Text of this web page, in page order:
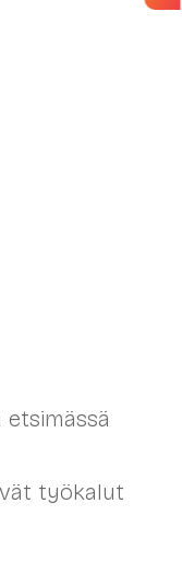
työkalut